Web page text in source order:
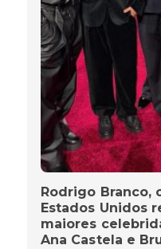
Rodrigo Branco,
Estados Unidos
maiores
Ana Castela e